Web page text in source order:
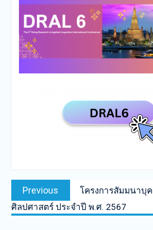
Post
navigation
Previous
Previous
post:
โครงการสัมมนาบุ
ศิลปศาสตร์ ประจำปี พ.ศ. 2567